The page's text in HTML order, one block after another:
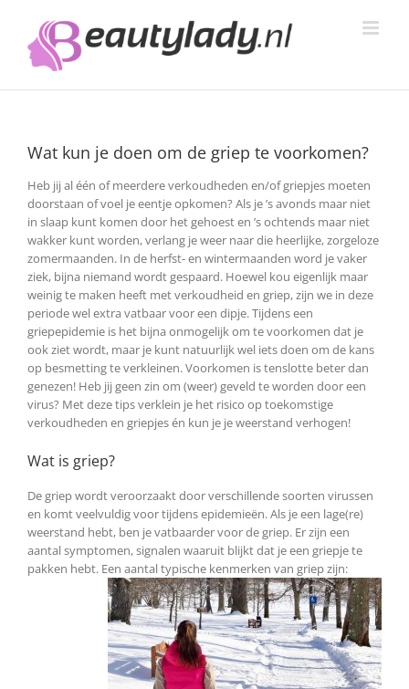
inhoud
Wat kun je doen om de griep te voorkomen?
Heb jij al één of meerdere verkoudheden en/of griepjes moeten
doorstaan of voel je eentje opkomen? Als je ’s avonds maar niet
in slaap kunt komen door het gehoest en ’s ochtends maar niet
wakker kunt worden, verlang je weer naar die heerlijke, zorgeloze
zomermaanden. In de herfst- en wintermaanden word je vaker
ziek, bijna niemand wordt gespaard. Hoewel kou eigenlijk maar
weinig te maken heeft met verkoudheid en griep, zijn we in deze
periode wel extra vatbaar voor een dipje. Tijdens een
griepepidemie is het bijna onmogelijk om te voorkomen dat je
ook ziet wordt, maar je kunt natuurlijk wel iets doen om de kans
op besmetting te verkleinen. Voorkomen is tenslotte beter dan
genezen! Heb jij geen zin om (weer) geveld te worden door een
virus? Met deze tips verklein je het risico op toekomstige
verkoudheden en griepjes én kun je je weerstand verhogen!
Wat is griep?
De griep wordt veroorzaakt door verschillende soorten virussen
en komt veelvuldig voor tijdens epidemieën. Als je een lage(re)
weerstand hebt, ben je vatbaarder voor de griep. Er zijn een
aantal symptomen, signalen waaruit blijkt dat je een griepje te
pakken hebt. Een aantal typische kenmerken van griep zijn: